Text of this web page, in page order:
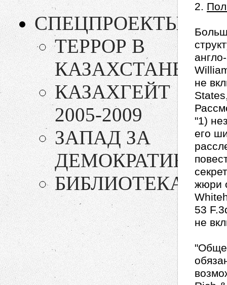
СПЕЦПРОЕКТЫ
ТЕРРОР В
КАЗАХСТАНЕ!
КАЗАХГЕЙТ
2005-2009
ЗАПАД ЗА
ДЕМОКРАТИЮ
БИБЛИОТЕКА
2.
не
"1)
его
жюри
53
не